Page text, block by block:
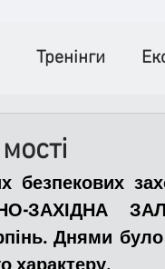
Тренінги
Події
безпекових
ЗАХІДНА
Днями
характеру.